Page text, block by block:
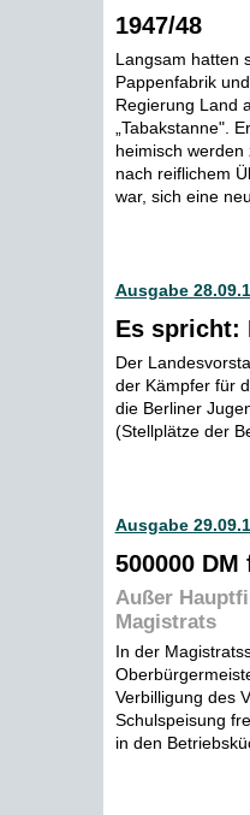
1947/48
Langsam hatten
Pappenfabrik
Regierung Land
„Tabakstanne".
heimisch
nach reiflichem
war, sich eine
Ausgabe
Es spricht:
Der
der Kämpfer für
die Berliner
(Stellplätze der
Ausgabe
500000
Außer
Magistrats
In der
Verbilligung des
Schulspeisung
in den